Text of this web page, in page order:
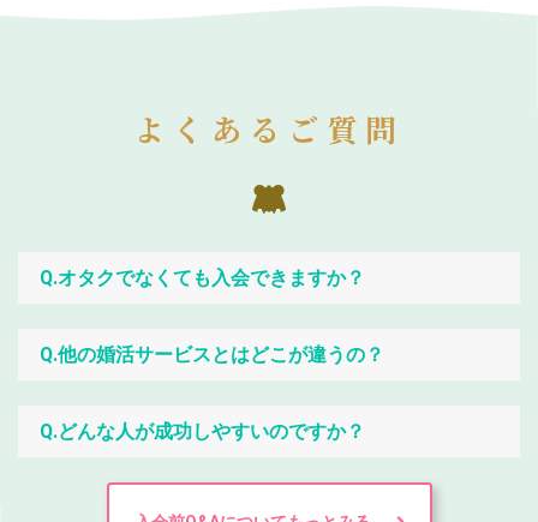
よくあるご質問
Q.オタクでなくても入会できますか？
Q.他の婚活サービスとはどこが違うの？
Q.どんな人が成功しやすいのですか？